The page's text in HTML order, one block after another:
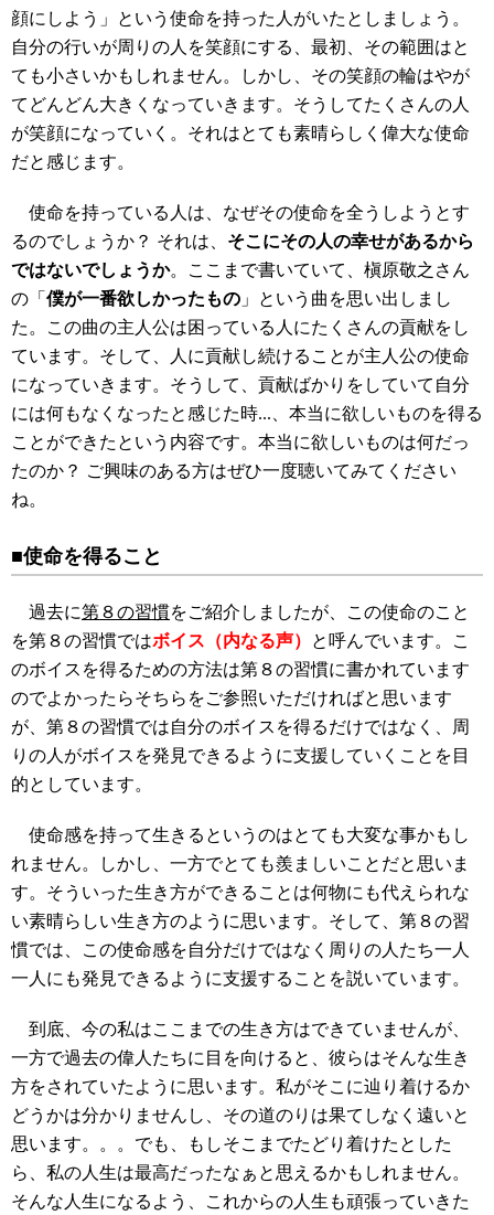
顔にしよう」という使命を持った人がいたとしましょう。
自分の行いが周りの人を笑顔にする、最初、その範囲はと
ても小さいかもしれません。しかし、その笑顔の輪はやが
てどんどん大きくなっていきます。そうしてたくさんの人
が笑顔になっていく。それはとても素晴らしく偉大な使命
だと感じます。
使命を持っている人は、なぜその使命を全うしようとす
るのでしょうか？ それは、 そこにその人の幸せがあるから
ではないでしょうか。ここまで書いていて、槇原敬之さん
の「 僕が一番欲しかったもの 」という曲を思い出しまし
た。この曲の主人公は困っている人にたくさんの貢献をし
ています。そして、人に貢献し続けることが主人公の使命
になっていきます。そうして、貢献ばかりをしていて自分
には何もなくなったと感じた時...、本当に欲しいものを得る
ことができたという内容です。本当に欲しいものは何だっ
たのか？ ご興味のある方はぜひ一度聴いてみてください
ね。
■使命を得ること
過去に第８の習慣をご紹介しましたが、この使命のこと
を第８の習慣ではボイス（内なる声）
と呼んでいます。こ
のボイスを得るための方法は第８の習慣に書かれています
のでよかったらそちらをご参照いただければと思います
が、第８の習慣では自分のボイスを得るだけではなく、周
りの人がボイスを発見できるように支援していくことを目
的としています。
使命感を持って生きるというのはとても大変な事かもし
れません。しかし、一方でとても羨ましいことだと思いま
す。そういった生き方ができることは何物にも代えられな
い素晴らしい生き方のように思います。そして、第８の習
慣では、この使命感を自分だけではなく周りの人たち一人
一人にも発見できるように支援することを説いています。
到底、今の私はここまでの生き方はできていませんが、
一方で過去の偉人たちに目を向けると、彼らはそんな生き
方をされていたように思います。私がそこに辿り着けるか
どうかは分かりませんし、その道のりは果てしなく遠いと
思います。。。でも、もしそこまでたどり着けたとした
ら、私の人生は最高だったなぁと思えるかもしれません。
そんな人生になるよう、これからの人生も頑張っていきた